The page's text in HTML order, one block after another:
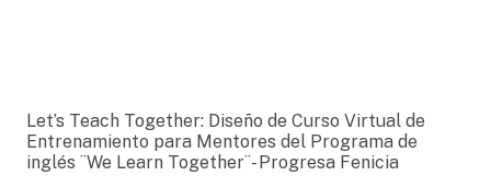
Let’s Teach Together: Diseño de Curso Virtual de
Entrenamiento para Mentores del Programa de
inglés ¨We Learn Together¨- Progresa Fenicia